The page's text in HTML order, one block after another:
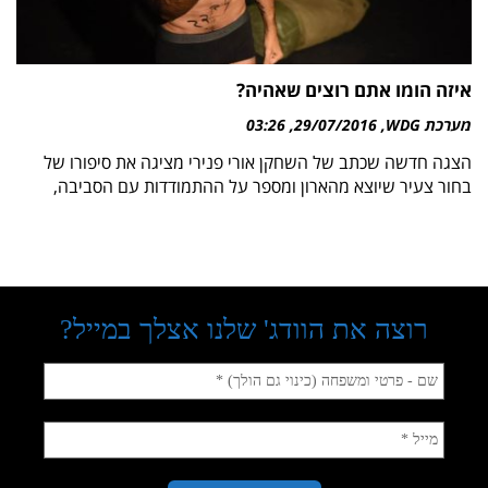
איזה הומו אתם רוצים שאהיה?
מערכת WDG 29/07/2016
03:26
הצגה חדשה שכתב של השחקן אורי פנירי מציגה את סיפורו של
בחור צעיר שיוצא מהארון ומספר על ההתמודדות עם הסביבה,